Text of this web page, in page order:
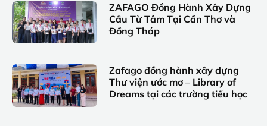
ZAFAGO Đồng Hành Xây Dựng
Cầu Từ Tâm Tại Cần Thơ và
Đồng Tháp
Zafago đồng hành xây dựng
Thư viện ước mơ – Library of
Dreams tại các trường tiểu học